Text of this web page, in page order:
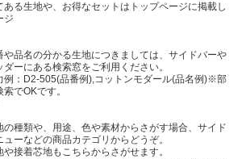
る生地や、お得なセットはトップページに掲載し
ジ
や品名の分かる生地につきましては、サイドバーや
ダーにある検索窓をご利用ください。
例：D2-505(品番例),コットンモダール(品名例)※部
索でOKです。
の種類や、用途、色や素材からさがす場合、サイド
ューなどの商品カテゴリからどうぞ。
や接着芯地もこちらからさがせます。